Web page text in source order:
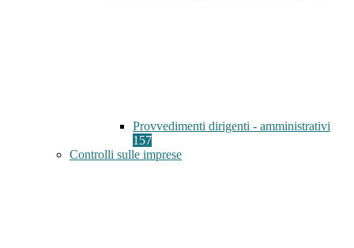
Provvedimenti dirigenti - amministrativi
157
Controlli sulle imprese